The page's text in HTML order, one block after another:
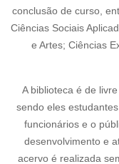
conclusão de curso,
Ciências Sociais
e Artes; Ciências
A biblioteca é de
sendo eles
funcionários e o
desenvolvimento e
acervo é realizada